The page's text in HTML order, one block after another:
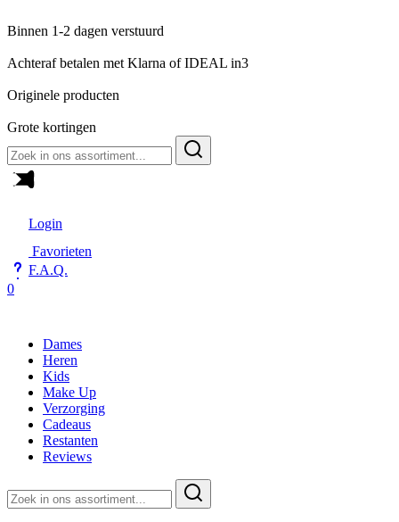
Binnen 1-2 dagen verstuurd
Achteraf betalen met Klarna of IDEAL in3
Originele producten
Grote kortingen
naar:
Login
Favorieten
F.A.Q.
0
Dames
Heren
Kids
Make Up
Verzorging
Cadeaus
Restanten
Reviews
naar: